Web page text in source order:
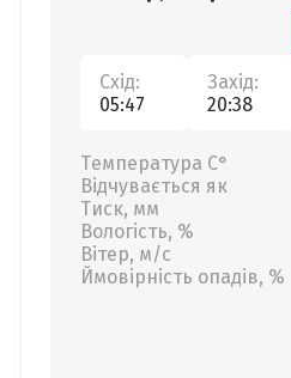
Схід:
05:47
Захід:
20:38
Температура С°
Відчувається як
Тиск, мм
Вологість, %
Вітер, м/с
Ймовірність опадів, %